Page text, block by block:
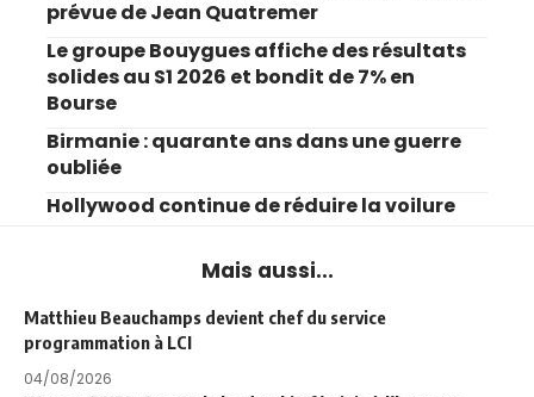
prévue de Jean Quatremer
Le groupe Bouygues affiche des résultats
solides au S1 2026 et bondit de 7% en
Bourse
Birmanie : quarante ans dans une guerre
oubliée
Hollywood continue de réduire la voilure
Mais aussi...
Matthieu Beauchamps devient chef du service
programmation à LCI
04/08/2026